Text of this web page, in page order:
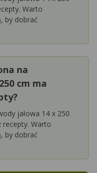
Warto
by dobrać
na
cm ma
jałowa 14 x 250
Warto
by dobrać